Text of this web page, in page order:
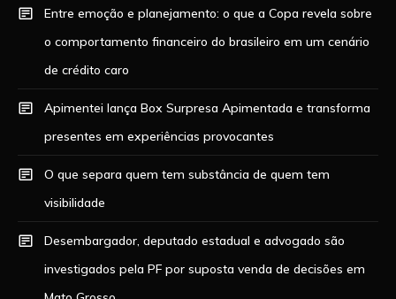
Entre emoção e planejamento: o que a Copa revela sobre
o comportamento financeiro do brasileiro em um cenário
de crédito caro
Apimentei lança Box Surpresa Apimentada e transforma
presentes em experiências provocantes
O que separa quem tem substância de quem tem
visibilidade
Desembargador, deputado estadual e advogado são
investigados pela PF por suposta venda de decisões em